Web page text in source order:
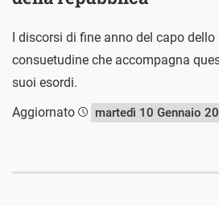
I discorsi di fine anno del capo
consuetudine che accompagna
suoi esordi.
Aggiornato
martedì 10 Gennaio